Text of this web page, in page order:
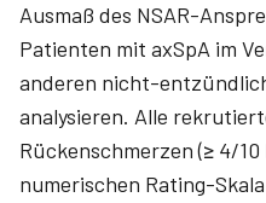
Ausmaß des NSAR-
Patienten mit axSpA im
anderen nicht-
analysieren. Alle
Rückenschmerzen (≥ 4/
numerischen Rating-